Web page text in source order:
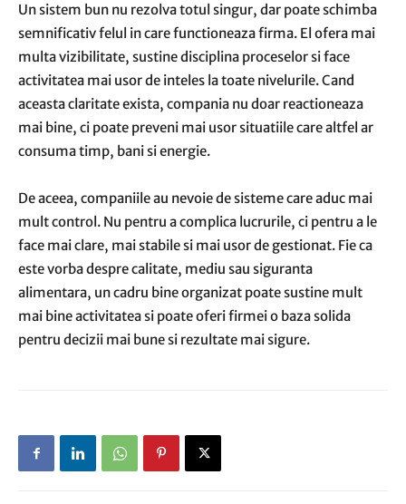
Un sistem bun nu rezolva totul singur, dar poate schimba
semnificativ felul in care functioneaza firma. El ofera mai
multa vizibilitate, sustine disciplina proceselor si face
activitatea mai usor de inteles la toate nivelurile. Cand
aceasta claritate exista, compania nu doar reactioneaza
mai bine, ci poate preveni mai usor situatiile care altfel ar
consuma timp, bani si energie.
De aceea, companiile au nevoie de sisteme care aduc mai
mult control. Nu pentru a complica lucrurile, ci pentru a le
face mai clare, mai stabile si mai usor de gestionat. Fie ca
este vorba despre calitate, mediu sau siguranta
alimentara, un cadru bine organizat poate sustine mult
mai bine activitatea si poate oferi firmei o baza solida
pentru decizii mai bune si rezultate mai sigure.